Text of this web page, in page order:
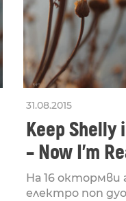
31.08.2015
Keep Shelly
– Now I’m
//feat
На 16 октормви
електро поп дуо